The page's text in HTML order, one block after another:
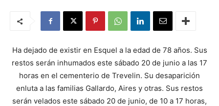
Ha dejado de existir en Esquel a la edad de 78 años. Sus
restos serán inhumados este sábado 20 de junio a las 17
horas en el cementerio de Trevelin. Su desaparición
enluta a las familias Gallardo, Aires y otras. Sus restos
serán velados este sábado 20 de junio, de 10 a 17 horas,